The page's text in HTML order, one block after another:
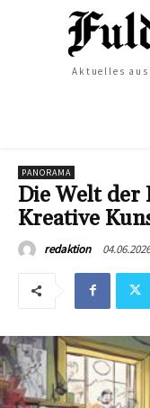
Aktuelles aus
PANORAMA
Die Welt der
Kreative
redaktion 04.06.2026